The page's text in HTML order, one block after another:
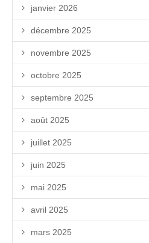
janvier 2026
décembre 2025
novembre 2025
octobre 2025
septembre 2025
août 2025
juillet 2025
juin 2025
mai 2025
avril 2025
mars 2025